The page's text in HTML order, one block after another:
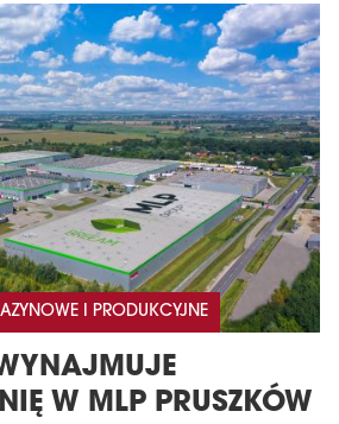
I PRODUKCYJNE
W MLP PRUSZKÓW